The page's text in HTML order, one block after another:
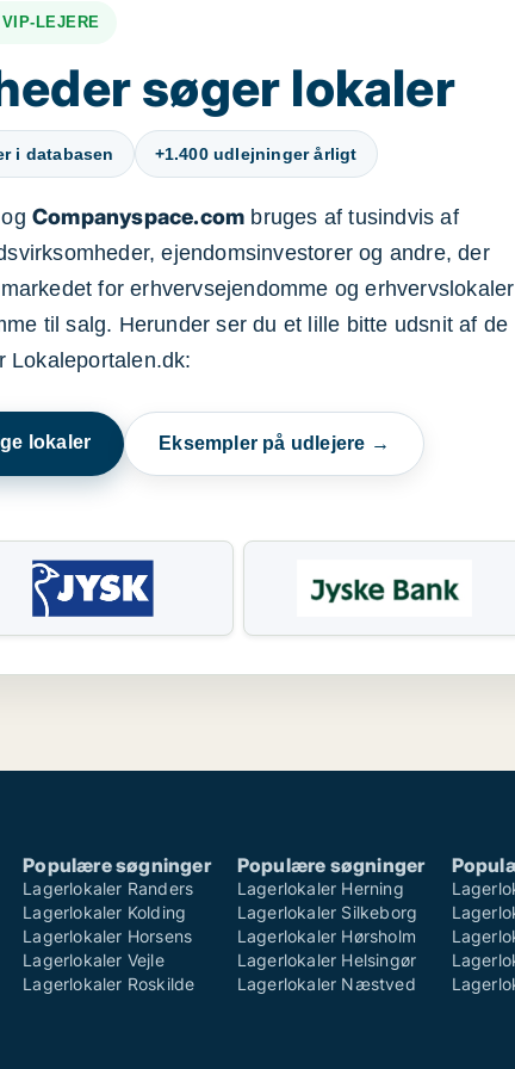
LEJERE
søger lokaler
i databasen +1.400 udlejninger årligt
Companyspace.com bruges af tusindvis af
ejendomsinvestorer og andre, der
for erhvervsejendomme og erhvervslokaler
til salg. Herunder ser du et lille bitte udsnit af de
Lokaleportalen.dk:
lokaler Eksempler på udlejere →
Populære søgninger
Lagerlokaler Randers
Lagerlokaler Kolding
Lagerlokaler Horsens
Lagerlokaler Vejle
Lagerlokaler Roskilde
Populære søgninger
Lagerlokaler Herning
Lagerlokaler Silkeborg
Lagerlokaler Hørsholm
Lagerlokaler Helsingør
Lagerlokaler Næstved